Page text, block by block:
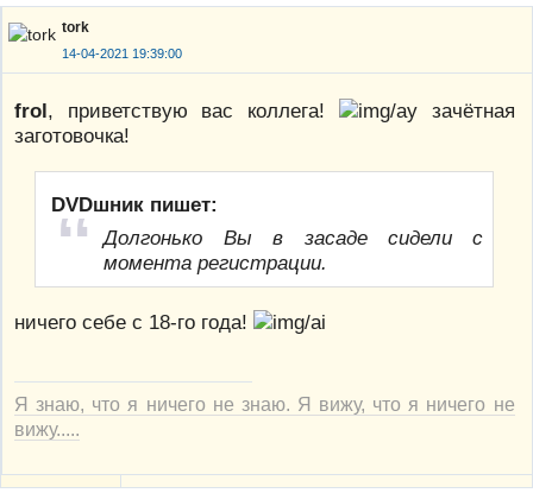
tork
14-04-2021 19:39:00
frol, приветствую вас коллега!
зачётная
заготовочка!
DVDшник пишет:
Долгонько Вы в засаде сидели с
момента регистрации.
ничего себе с 18-го года!
Я знаю, что я ничего не знаю. Я вижу, что я ничего не
вижу.....